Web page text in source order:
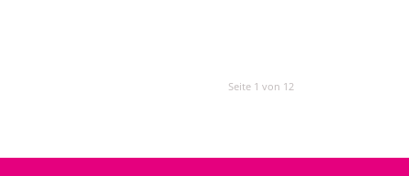
Seite 1 von 12